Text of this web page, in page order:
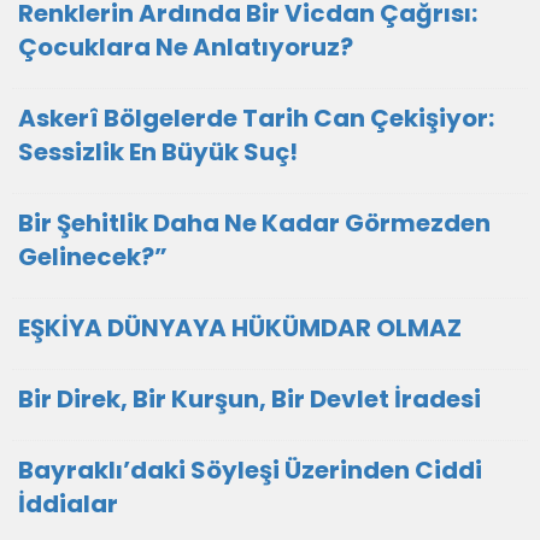
Renklerin Ardında Bir Vicdan Çağrısı:
Çocuklara Ne Anlatıyoruz?
Askerî Bölgelerde Tarih Can Çekişiyor:
Sessizlik En Büyük Suç!
Bir Şehitlik Daha Ne Kadar Görmezden
Gelinecek?”
EŞKİYA DÜNYAYA HÜKÜMDAR OLMAZ
Bir Direk, Bir Kurşun, Bir Devlet İradesi
Bayraklı’daki Söyleşi Üzerinden Ciddi
İddialar